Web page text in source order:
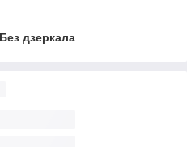
Без дзеркала